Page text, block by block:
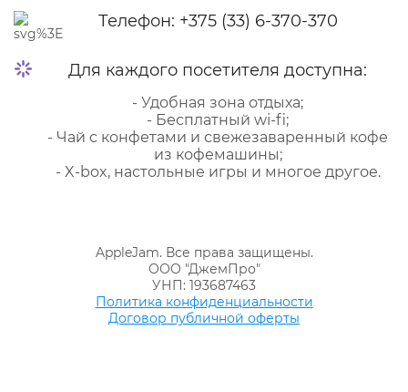
Телефон: +375 (33) 6-370-370
Для каждого посетителя доступна:
- Удобная зона отдыха;
- Бесплатный wi-fi;
- Чай с конфетами и свежезаваренный кофе
из кофемашины;
- X-box, настольные игры и многое другое.
AppleJam. Все права защищены.
ООО "ДжемПро"
УНП: 193687463
Политика конфиденциальности
Договор публичной оферты